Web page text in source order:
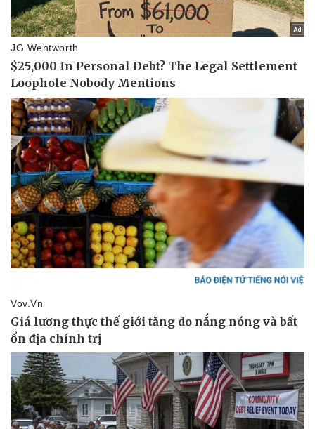
Thể thao
Bóng đá
Lịch thi đấu bóng đá
eSports
Hậu trường
Ô tô - Xe máy